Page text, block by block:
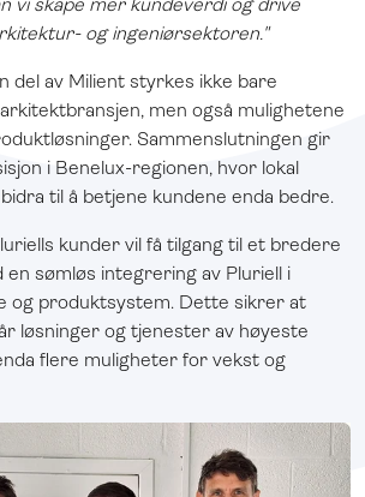
og ingeniørsektoren."
del av Milient styrkes ikke bare
men også mulighetene
Sammenslutningen gir
i Benelux-regionen, hvor lokal
til å betjene kundene enda bedre.
kunder vil få tilgang til et bredere
sømløs integrering av Pluriell i
og produktsystem. Dette sikrer at
løsninger og tjenester av høyeste
flere muligheter for vekst og